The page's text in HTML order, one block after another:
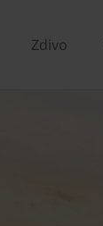
Zdivo